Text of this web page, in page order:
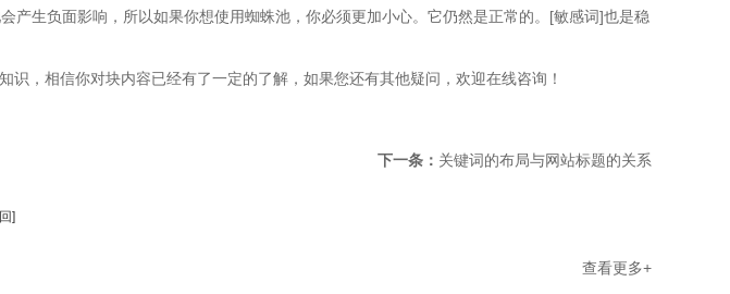
生负面影响，所以如果你想使用蜘蛛池，你必须更加小心。它仍然是正常的。[敏感词]也是稳
，相信你对块内容已经有了一定的了解，如果您还有其他疑问，欢迎在线咨询！
下一条： 关键词的布局与网站标题的关系
]
查看更多+